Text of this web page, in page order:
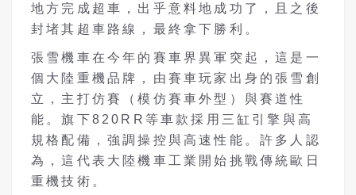
地方完成超車，出乎意料地成功了，且之後
封堵其超車路線，最終拿下勝利。
張雪機車在今年的賽車界異軍突起，這是一
個大陸重機品牌，由賽車玩家出身的張雪創
立，主打仿賽（模仿賽車外型）與賽道性
能。旗下820RR等車款採用三缸引擎與高
規格配備，強調操控與高速性能。許多人認
為，這代表大陸機車工業開始挑戰傳統歐日
重機技術。